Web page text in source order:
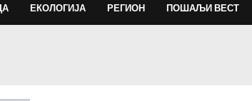
ЕКОЛОГИЈА РЕГИОН ПОШАЉИ ВЕСТ